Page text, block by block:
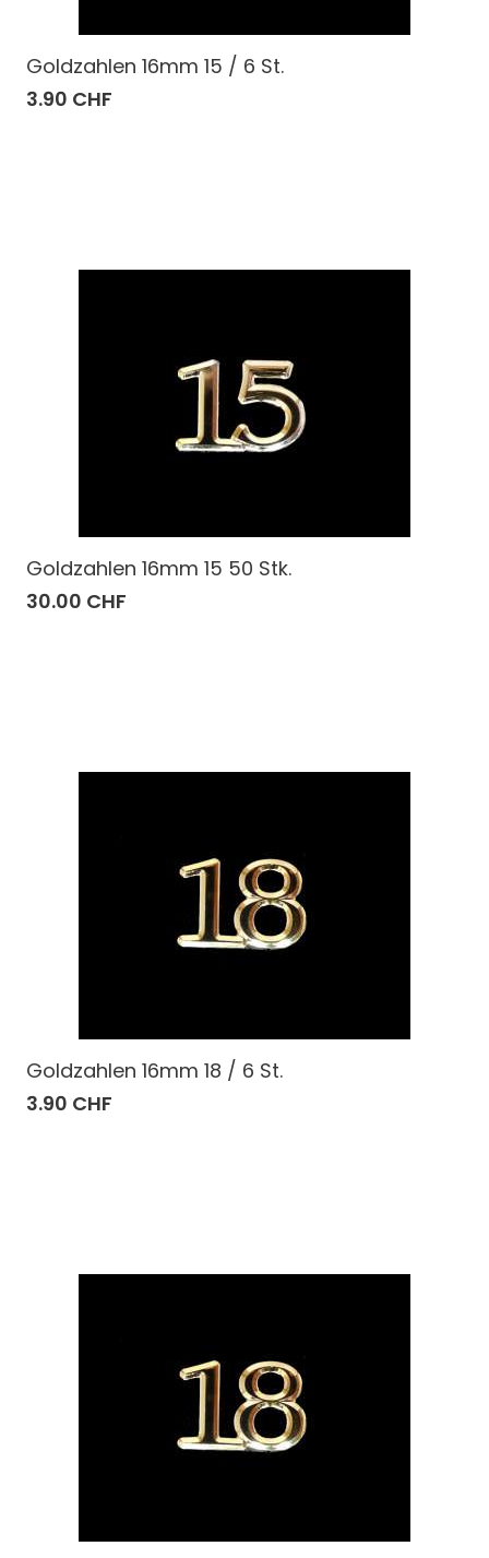
Goldzahlen 16mm 15 / 6 St.
3.90 CHF
Goldzahlen 16mm 15 50 Stk.
30.00 CHF
Goldzahlen 16mm 18 / 6 St.
3.90 CHF